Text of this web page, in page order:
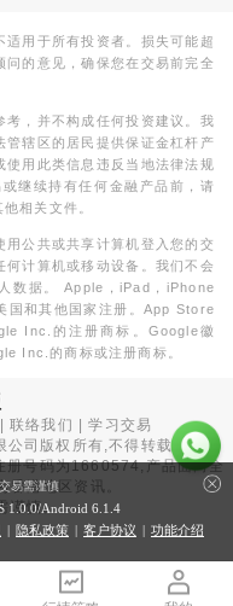
用于所有投资者。损失可能超
的意见，确保您在交易前完全
，并不构成任何投资建议。我
辖区的居民提供保证金杠杆产
用此类信息违反当地法律法规
继续持有任何金融产品前，请
相关文件。
公共或共享计算机登入您的交
计算机或移动设备。我们不会
数据。 Apple，iPad，iPhone
和其他国家注册。App Store
Inc.的注册商标。Google徽
Inc.的商标或注册商标。
|联络我们 |学习交易
公司版权所有,不得转载
册号码为1660574,产品面向全
香港地区资讯。
谨慎。
易需谨慎
1.0.0/Android 6.1.4
| 隐私政策 | 客户协议 | 功能介绍